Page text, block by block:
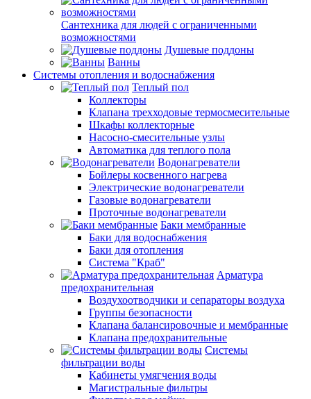
Сантехника для людей с ограниченными
возможностями
Душевые поддоны
Ванны
Системы отопления и водоснабжения
Теплый пол
Коллекторы
Клапана трехходовые термосмесительные
Шкафы коллекторные
Насосно-смесительные узлы
Автоматика для теплого пола
Водонагреватели
Бойлеры косвенного нагрева
Электрические водонагреватели
Газовые водонагреватели
Проточные водонагреватели
Баки мембранные
Баки для водоснабжения
Баки для отопления
Система "Краб"
Арматура
предохранительная
Воздухоотводчики и сепараторы воздуха
Группы безопасности
Клапана балансировочные и мембранные
Клапана предохранительные
Системы
фильтрации воды
Кабинеты умягчения воды
Магистральные фильтры